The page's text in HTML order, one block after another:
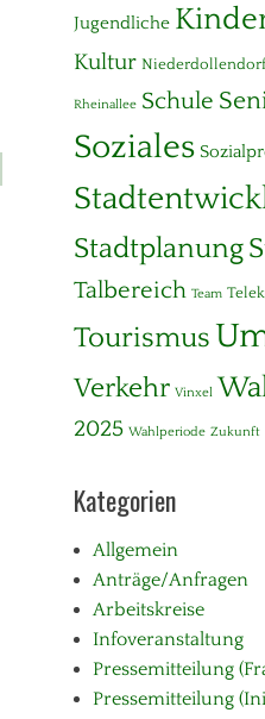
Jugendliche
Kultur Niederdollendorf
Rheinallee Schule
Soziales
Stadtplanung
Talbereich Team
Tourismus
Verkehr Vinxel
2025 Wahlperiode Zukunft
Kategorien
Allgemein
Anträge/Anfragen
Arbeitskreise
Infoveranstaltung
Pressemitteilung
Pressemitteilung